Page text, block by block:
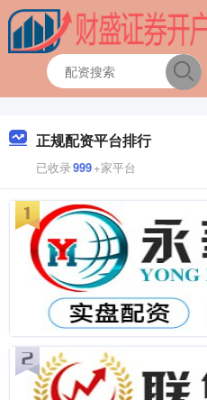
正规配资平台排行
已收录999+家平台